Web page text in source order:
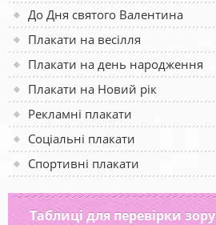
До Дня святого Валентина
Плакати на весілля
Плакати на день народження
Плакати на Новий рік
Рекламні плакати
Соціальні плакати
Спортивні плакати
Таблиці для перевірки зору